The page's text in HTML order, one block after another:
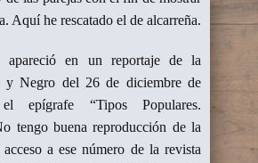
Aquí he rescatado el de alcarreña.
apareció en un reportaje de la
y Negro del 26 de diciembre de
epígrafe “Tipos Populares.
tengo buena reproducción de la
a ese número de la revista